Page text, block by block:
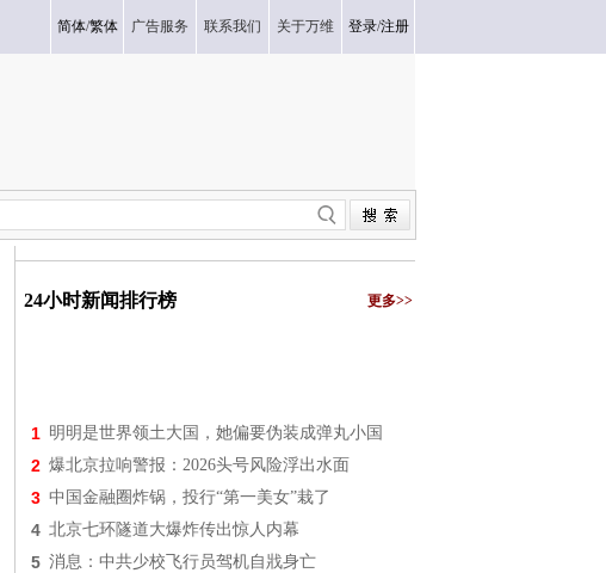
简体/繁体 广告服务 联系我们 关于万维 登录/注册
24小时新闻排行榜 更多>>
1 明明是世界领土大国，她偏要伪装成弹丸小国
2 爆北京拉响警报：2026头号风险浮出水面
3 中国金融圈炸锅，投行“第一美女”栽了
4 北京七环隧道大爆炸传出惊人内幕
5 消息：中共少校飞行员驾机自戕身亡